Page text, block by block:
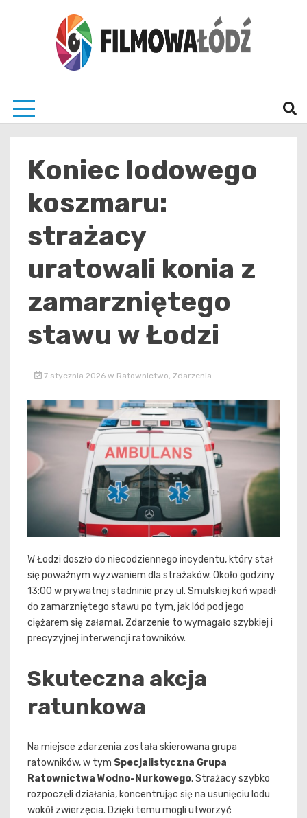
Koniec lodowego
koszmaru:
strażacy
uratowali konia z
zamarzniętego
stawu w Łodzi
7 stycznia 2026 w Ratownictwo Zdarzenia
W Łodzi doszło do niecodziennego incydentu, który stał
się poważnym wyzwaniem dla strażaków. Około godziny
13:00 w prywatnej stadninie przy ul. Smulskiej koń wpadł
do zamarzniętego stawu po tym, jak lód pod jego
ciężarem się załamał. Zdarzenie to wymagało szybkiej i
precyzyjnej interwencji ratowników.
Skuteczna akcja
ratunkowa
Na miejsce zdarzenia została skierowana grupa
ratowników, w tym Specjalistyczna Grupa
Ratownictwa Wodno-Nurkowego. Strażacy szybko
rozpoczęli działania, koncentrując się na usunięciu lodu
wokół zwierzęcia. Dzięki temu mogli utworzyć